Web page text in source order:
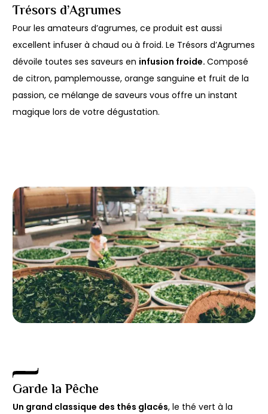
Trésors d’Agrumes
Pour les amateurs d’agrumes, ce produit est aussi
excellent infuser à chaud ou à froid. Le Trésors d’Agrumes
dévoile toutes ses saveurs en infusion froide.Composé
de citron, pamplemousse, orange sanguine et fruit de la
passion, ce mélange de saveurs vous offre un instant
magique lors de votre dégustation.
Garde la Pêche
Un grand classique des thés glacés, le thé vert à la